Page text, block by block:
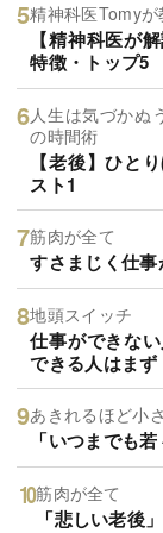
精神科医Tomy
【精神科医が
特徴・トップ5
人生は気づかぬ
の時間術
【老後】ひと
スト1
筋肉が全て
すさまじく仕
地頭スイッチ
仕事ができな
できる人はまず
あきれるほど小
「いつまでも
筋肉が全て
「悲しい老後